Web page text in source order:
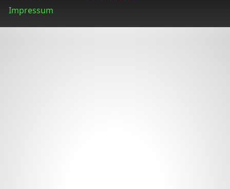
Impressum